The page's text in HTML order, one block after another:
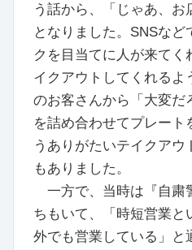
う話から、「じゃあ、お
となりました。SNSなど
クを目当てに人が来てく
イクアウトしてくれるよ
のお客さんから「大変だ
を詰め合わせてプレート
うありがたいテイクアウ
もありました。
一方で、当時は『自粛
ちもいて、「時短営業と
外でも営業している」と